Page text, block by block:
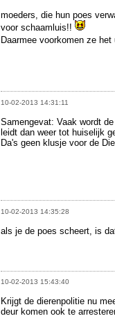
moeders, die hun poes
voor schaamluis!!
Daarmee voorkomen ze het
10-02-2013 14:31:11
Samengevat: Vaak wordt
leidt dan weer tot huiselijk
Da's geen klusje voor de
10-02-2013 14:35:28
als je de poes scheert, is
10-02-2013 15:43:40
Krijgt de dierenpolitie nu
deur komen ook te